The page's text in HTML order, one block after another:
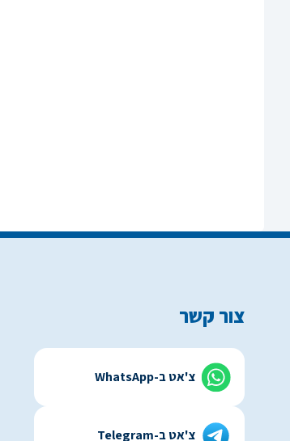
צור קשר
צ'אט ב-WhatsApp
צ'אט ב-Telegram